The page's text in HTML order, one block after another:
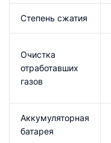
Степень сжатия
Очистка
отработавших
газов
Аккумуляторная
батарея